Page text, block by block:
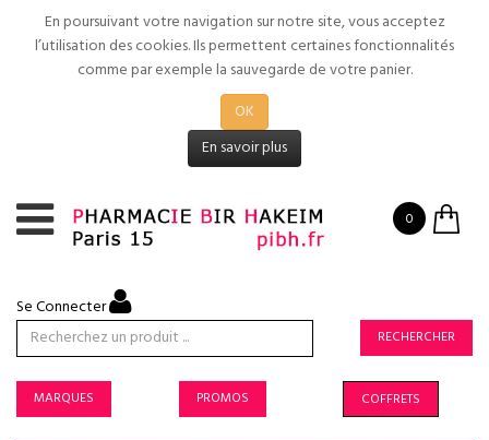
En poursuivant votre navigation sur notre site, vous acceptez
l’utilisation des cookies. Ils permettent certaines fonctionnalités
comme par exemple la sauvegarde de votre panier.
OK
En savoir plus
0
Se Connecter
RECHERCHER
MARQUES PROMOS COFFRETS